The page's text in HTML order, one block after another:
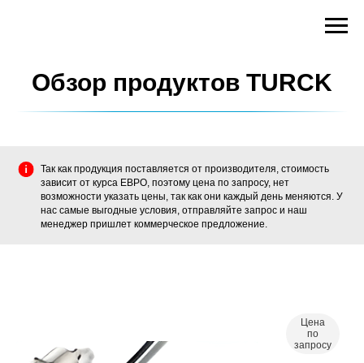
Обзор продуктов TURCK
Так как продукция поставляется от производителя, стоимость
зависит от курса ЕВРО, поэтому цена по запросу, нет
возможности указать цены, так как они каждый день меняются. У
нас самые выгодные условия, отправляйте запрос и наш
менеджер пришлет коммерческое предложение.
Цена
по
запросу